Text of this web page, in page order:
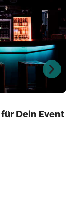
Dein Event